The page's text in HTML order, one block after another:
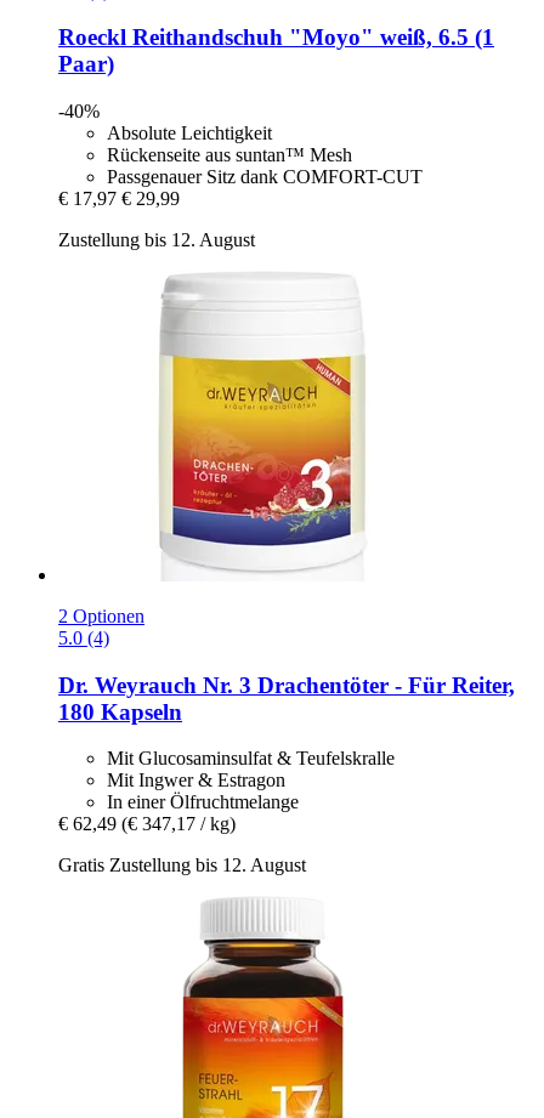
Roeckl Reithandschuh "Moyo" weiß, 6.5 (1
Paar)
-40%
Absolute Leichtigkeit
Rückenseite aus suntan™ Mesh
Passgenauer Sitz dank COMFORT-CUT
€ 17,97 € 29,99
Zustellung bis 12. August
2 Optionen
5.0 (4)
Dr. Weyrauch Nr. 3 Drachentöter -​ Für Reiter,
180 Kapseln
Mit Glucosaminsulfat & Teufelskralle
Mit Ingwer & Estragon
In einer Ölfruchtmelange
€ 62,49 (€ 347,17 / kg)
Gratis Zustellung bis 12. August